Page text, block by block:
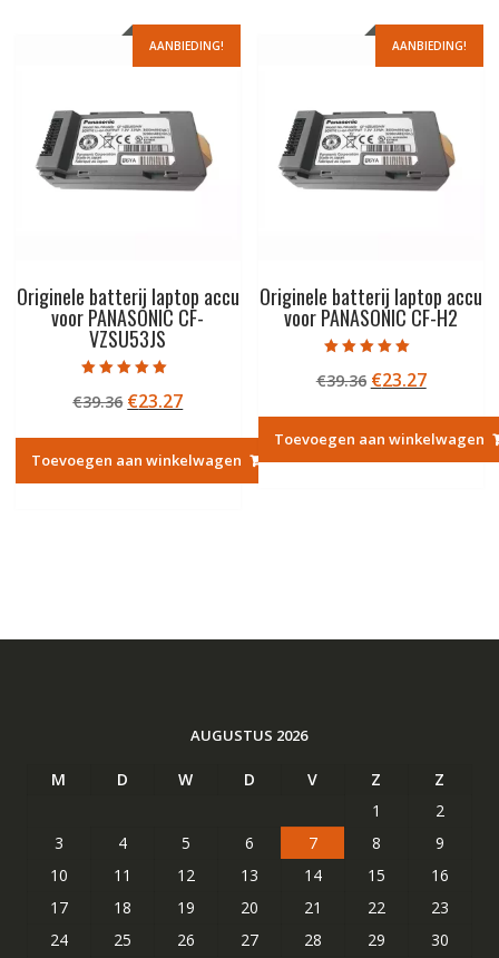
AANBIEDING!
Originele batterij laptop accu
voor PANASONIC CF-
VZSU53JS
5.00
uit 5
€39.36 Oorspronkelijke
was:
€39.36.
€23.27Huidige
is:
€23.27.
Toevoegen aan winkelwagen
AANBIEDING!
Originele batterij laptop accu
voor PANASONIC CF-H2
5.00
uit 5
€39.36
was:
€39.36.
€23.27Huidige
is:
€23.27.
Toevoegen aan winkelwagen
AUGUSTUS 2026
M D W D V Z
Z
1
2
3
4 5 6 7 8
9
10
11 12 13 14 15
16
17
18 19 20 21 22
23
24
25 26 27 28 29
30